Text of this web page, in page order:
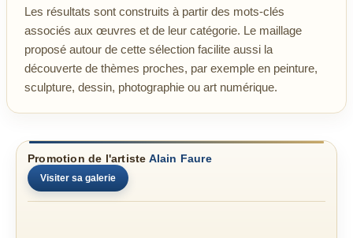
Les résultats sont construits à partir des mots-clés
associés aux œuvres et de leur catégorie. Le maillage
proposé autour de cette sélection facilite aussi la
découverte de thèmes proches, par exemple en peinture,
sculpture, dessin, photographie ou art numérique.
Promotion de l'artiste Alain Faure
Visiter sa galerie